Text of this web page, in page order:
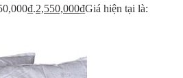
2,550,000₫Giá hiện tại là: